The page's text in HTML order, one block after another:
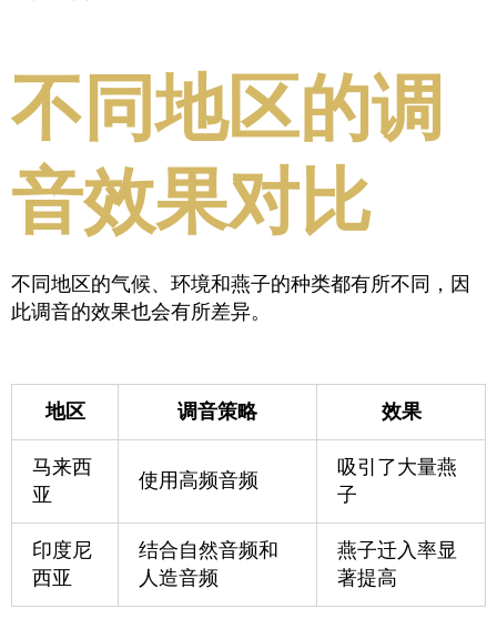
不同地区的调
音效果对比
不同地区的气候、环境和燕子的种类都有所不同，因
此调音的效果也会有所差异。
地区 调音策略 效果
马来西
亚
使用高频音频
吸引了大量燕
子
印度尼
西亚
结合自然音频和
人造音频
燕子迁入率显
著提高